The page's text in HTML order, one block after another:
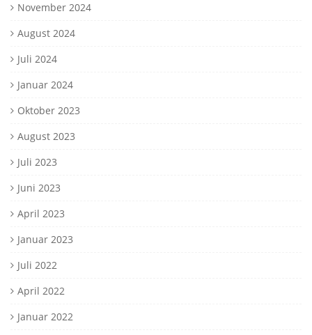
November 2024
August 2024
Juli 2024
Januar 2024
Oktober 2023
August 2023
Juli 2023
Juni 2023
April 2023
Januar 2023
Juli 2022
April 2022
Januar 2022